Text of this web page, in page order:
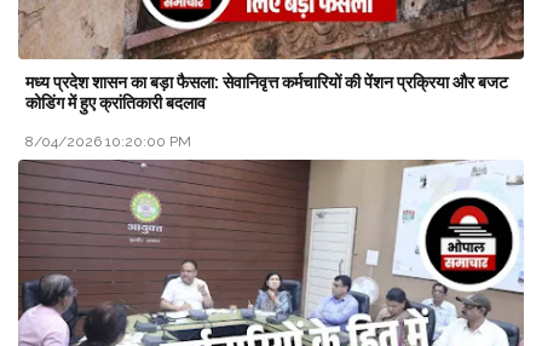
मध्य प्रदेश शासन का बड़ा फैसला: सेवानिवृत्त कर्मचारियों की पेंशन प्रक्रिया और बजट
कोडिंग में हुए क्रांतिकारी बदलाव
8/04/2026 10:20:00 PM